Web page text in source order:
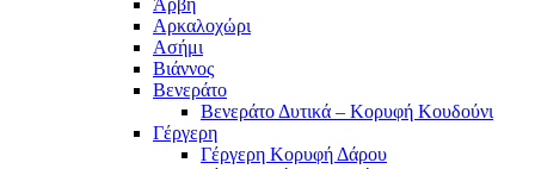
Άρβη
Αρκαλοχώρι
Ασήμι
Βιάννος
Βενεράτο
Βενεράτο Δυτικά – Κορυφή Κουδούνι
Γέργερη
Γέργερη Κορυφή Δάρου